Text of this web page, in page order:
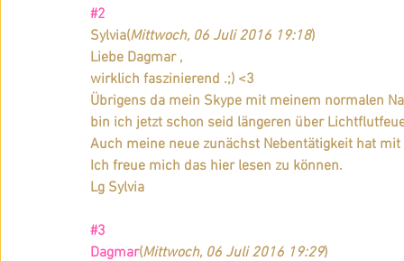
#2
Sylvia(Mittwoch, 06 Juli 2016 19:18)
Liebe Dagmar ,
wirklich faszinierend .;) <3
Übrigens da mein Skype mit meinem normalen
bin ich jetzt schon seid längeren über
Auch meine neue zunächst Nebentätigkeit hat
Ich freue mich das hier lesen zu können.
Lg Sylvia
#3
Dagmar(Mittwoch, 06 Juli 2016 19:29)